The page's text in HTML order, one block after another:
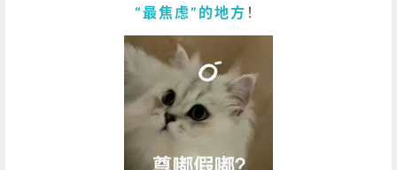
“最焦虑”的地方 ！